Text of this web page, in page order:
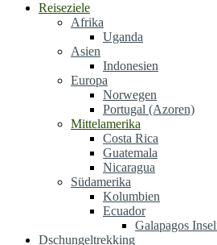
Reiseziele
Afrika
Uganda
Asien
Indonesien
Europa
Norwegen
Portugal (Azoren)
Mittelamerika
Costa Rica
Guatemala
Nicaragua
Südamerika
Kolumbien
Ecuador
Galapagos
Dschungeltrekking